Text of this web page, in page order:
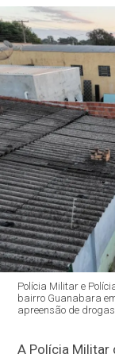
Polícia Militar e
bairro Guanabara
apreensão de
A Polícia Militar